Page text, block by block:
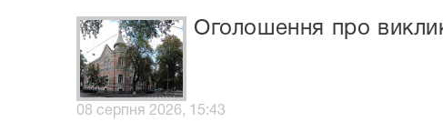
Оголошення про
08 серпня 2026, 15:43